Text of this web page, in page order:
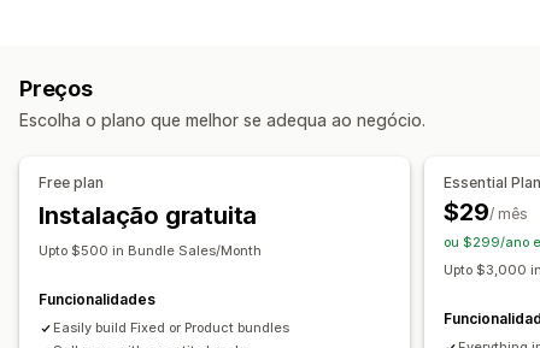
Pacotes de venda superior
Produtos físicos Pacotes personalizados
Preços que pode definir
Preços fixos
Preços diferenciados
Descontos em percentagem
Subscrições Preços dinâmicos Preços personalizados
Preços
Escolha o plano que melhor se adequa ao negócio.
Free plan
Instalação gratuita
Upto $500 in Bundle Sales/Month
Funcionalidades
Easily build Fixed or Product bundles
Essential
$29/ mês
ou $299/ano
Upto $3,000